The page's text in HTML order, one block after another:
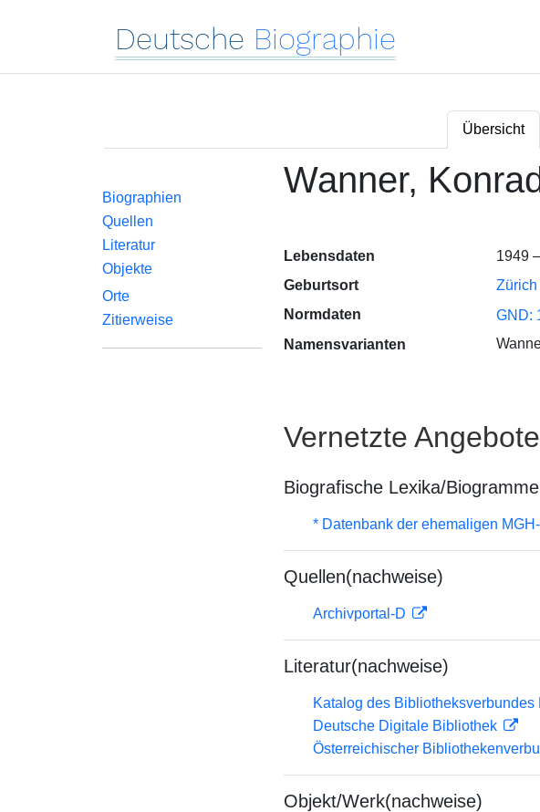
Deutsche Biographie
Übersicht
Biographien
Quellen
Literatur
Objekte
Orte
Zitierweise
Wanner,
Lebensdaten
1949 –
Geburtsort
Zürich
Normdaten
GND:
Namensvarianten
Vernetzte Angebote
Biografische Lexika/Biogramme
* Datenbank der ehemaligen
Quellen(nachweise)
Archivportal-D
Literatur(nachweise)
Katalog des Bibliotheksverbundes
Deutsche Digitale Bibliothek
Österreichischer
Objekt/Werk(nachweise)